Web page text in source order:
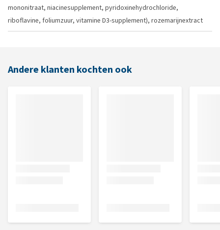
mononitraat, niacinesupplement, pyridoxinehydrochloride,
riboflavine, foliumzuur, vitamine D3-supplement), rozemarijnextract
Andere klanten kochten ook